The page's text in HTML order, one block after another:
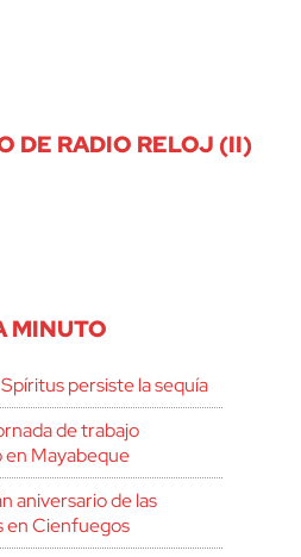
DE RADIO RELOJ (II)
MINUTO
persiste la sequía
de trabajo
Mayabeque
aniversario de las
en Cienfuegos